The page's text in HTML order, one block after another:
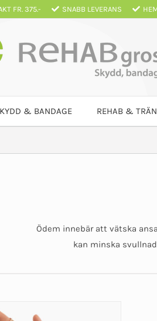
FR. 375.- SNABB LEVERANS
& BANDAGE REHAB &
Ödem innebär att vätska
kan minska